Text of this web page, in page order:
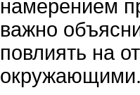
намерением
важно
повлиять на